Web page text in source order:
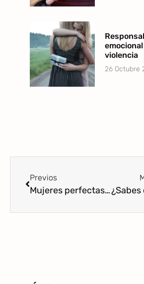
violencia
26 Octubre
Previos
Mujeres perfectas… ¿madres imperfectas?